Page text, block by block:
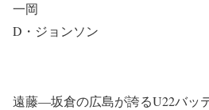
一岡
D・ジョンソン
遠藤―坂倉の広島が誇るU22バッ